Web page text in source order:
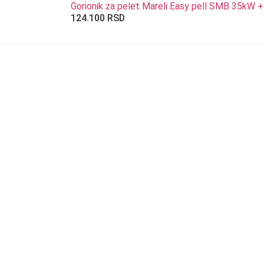
Gorionik za pelet Mareli Easy pell SMB 35kW
124.100 RSD